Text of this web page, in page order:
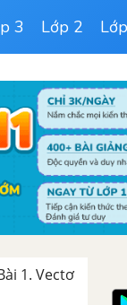
3 Lớp 2
1. Vectơ